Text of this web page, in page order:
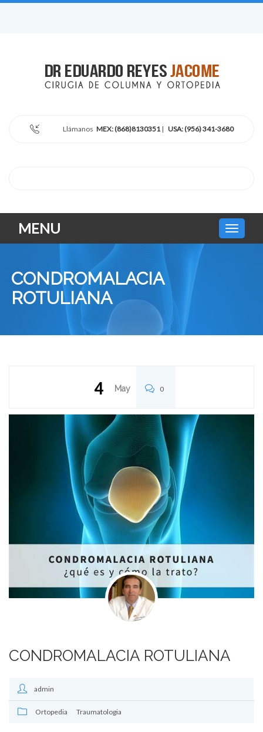
Llámanos MEX: (868)8130351| USA: (956) 341-3680
MENU
CONDROMALACIA
ROTULIANA
4 May 0
CONDROMALACIA ROTULIANA
admin
Ortopedia Traumatologia